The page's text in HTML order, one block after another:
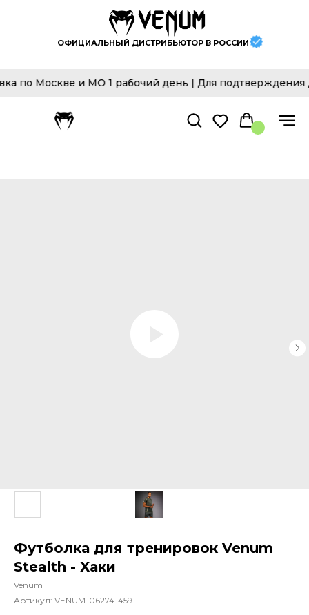
ОФИЦИАЛЬНЫЙ ДИСТРИБЬЮТОР В РОССИИ
и МО 1 рабочий день | Для подтверждения
Футболка для тренировок Venum
Stealth - Хаки
Venum
Артикул: VENUM-06274-459